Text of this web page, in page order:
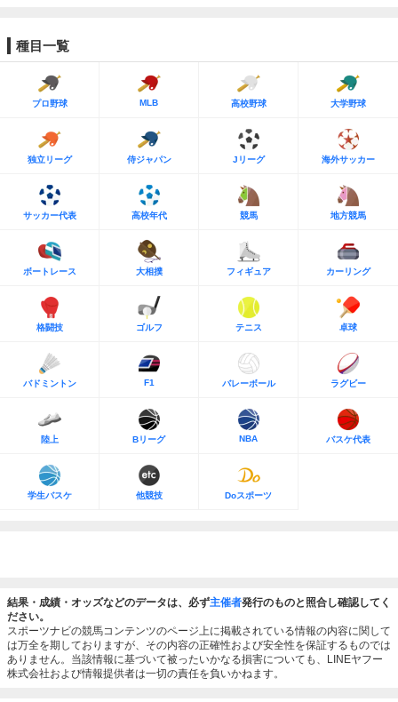
種目一覧
プロ野球 MLB 高校野球 大学野球
独立リーグ 侍ジャパン Jリーグ 海外サッカー
サッカー代表 高校年代 競馬 地方競馬
ボートレース 大相撲 フィギュア カーリング
格闘技 ゴルフ テニス 卓球
バドミントン F1 バレーボール ラグビー
陸上 Bリーグ NBA バスケ代表
学生バスケ 他競技 Doスポーツ
結果・成績・オッズなどのデータは、必ず主催者発行のものと照合し確認してく
ださい。
スポーツナビの競馬コンテンツのページ上に掲載されている情報の内容に関して
は万全を期しておりますが、その内容の正確性および安全性を保証するものでは
ありません。当該情報に基づいて被ったいかなる損害についても、LINEヤフー
株式会社および情報提供者は一切の責任を負いかねます。